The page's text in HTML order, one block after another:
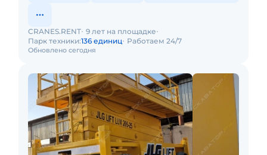
Обновлено сегодня
CRANES.RENT 9 лет на площадке
Парк техники:136 единиц Работаем 24/7